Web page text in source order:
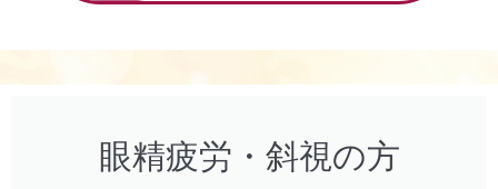
眼精疲労・斜視の方